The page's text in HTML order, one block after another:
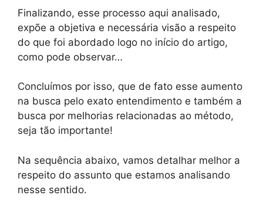
Finalizando, esse processo aqui analisado,
expõe a objetiva e necessária visão a respeito
do que foi abordado logo no início do artigo,
como pode observar…
Concluímos por isso, que de fato esse aumento
na busca pelo exato entendimento e também a
busca por melhorias relacionadas ao método,
seja tão importante!
Na sequência abaixo, vamos detalhar melhor a
respeito do assunto que estamos analisando
nesse sentido.